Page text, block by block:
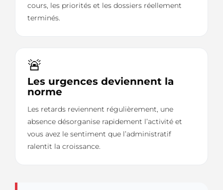
cours, les priorités et les dossiers réellement
terminés.
🚨
Les urgences deviennent la
norme
Les retards reviennent régulièrement, une
absence désorganise rapidement l’activité et
vous avez le sentiment que l’administratif
ralentit la croissance.